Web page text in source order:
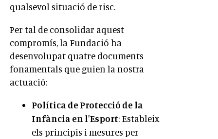
qualsevol situació de risc.
Per tal de consolidar aquest
compromís, la Fundació ha
desenvolupat quatre documents
fonamentals que guien la nostra
actuació:
Política de Protecció de la
Infància en l'Esport: Estableix
els principis i mesures per